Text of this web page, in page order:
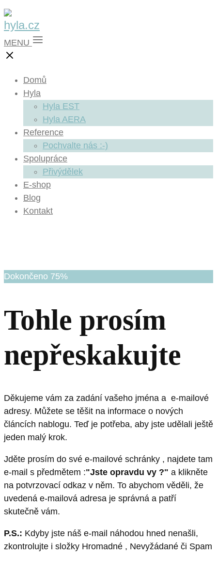
MENU
Domů
Hyla
Hyla EST
Hyla AERA
Reference
Pochvalte nás :-)
Spolupráce
Přivýdělek
E-shop
Blog
Kontakt
Dokončeno 75%
Tohle prosím
nepřeskakujte
Děkujeme vám za zadání vašeho jména a e-mailové
adresy. Můžete se těšit na informace o nových
článcích nablogu. Teď je potřeba, aby jste udělali ještě
jeden malý krok.
Jděte prosím do své e-mailové schránky , najdete tam
e-mail s předmětem :"Jste opravdu vy ?" a klikněte
na potvrzovací odkaz v něm. To abychom věděli, že
uvedená e-mailová adresa je správná a patří
skutečně vám.
P.S.: Kdyby jste náš e-mail náhodou hned nenašli,
zkontrolujte i složky Hromadné , Nevyžádané či Spam